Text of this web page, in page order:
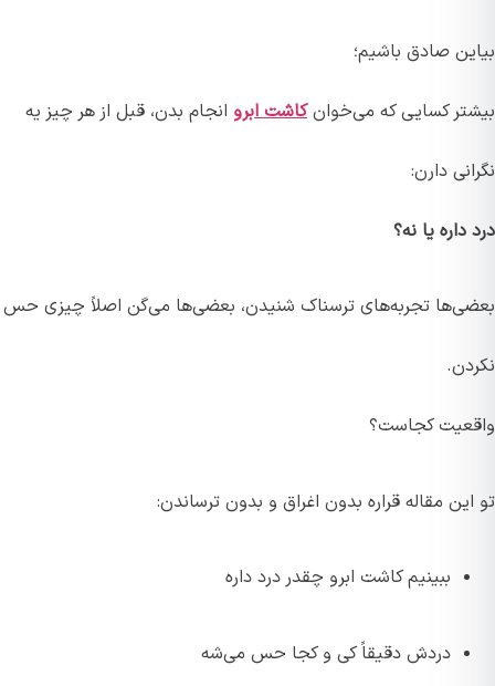
بیاین صادق باشیم؛
بیشتر کسایی که می‌خوانکاشت ابرو انجام بدن، قبل از هر چیز یه
نگرانی دارن:
درد داره یا نه؟
بعضی‌ها تجربه‌های ترسناک شنیدن، بعضی‌ها می‌گن اصلاً چیزی حس
نکردن.
واقعیت کجاست؟
تو این مقاله قراره بدون اغراق و بدون ترساندن:
ببینیم کاشت ابرو چقدر درد داره
دردش دقیقاً کی و کجا حس می‌شه